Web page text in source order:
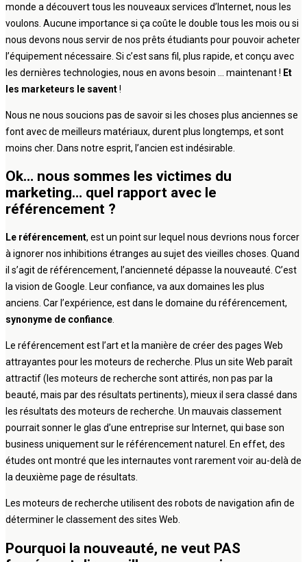
monde a découvert tous les nouveaux services d’Internet, nous les
voulons. Aucune importance si ça coûte le double tous les mois ou si
nous devons nous servir de nos prêts étudiants pour pouvoir acheter
l’équipement nécessaire. Si c’est sans fil, plus rapide, et conçu avec
les dernières technologies, nous en avons besoin … maintenant ! Et
les marketeurs le savent!
Nous ne nous soucions pas de savoir si les choses plus anciennes se
font avec de meilleurs matériaux, durent plus longtemps, et sont
moins cher. Dans notre esprit, l’ancien est indésirable.
Ok… nous sommes les victimes du
marketing… quel rapport avec le
référencement ?
Le référencement, est un point sur lequel nous devrions nous forcer
à ignorer nos inhibitions étranges au sujet des vieilles choses. Quand
il s’agit de référencement, l’ancienneté dépasse la nouveauté. C’est
la vision de Google. Leur confiance, va aux domaines les plus
anciens. Car l’expérience, est dans le domaine du référencement,
synonyme de confiance.
Le référencement est l’art et la manière de créer des pages Web
attrayantes pour les moteurs de recherche. Plus un site Web paraît
attractif (les moteurs de recherche sont attirés, non pas par la
beauté, mais par des résultats pertinents), mieux il sera classé dans
les résultats des moteurs de recherche. Un mauvais classement
pourrait sonner le glas d’une entreprise sur Internet, qui base son
business uniquement sur le référencement naturel. En effet, des
études ont montré que les internautes vont rarement voir au-delà de
la deuxième page de résultats.
Les moteurs de recherche utilisent des robots de navigation afin de
déterminer le classement des sites Web.
Pourquoi la nouveauté, ne veut PAS